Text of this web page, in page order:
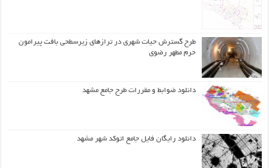
طرح گسترش حیات شهري در ترازهاي زیرسطحی بافت پیرامون
حرم مطهر رضوي
دانلود ضوابط و مقررات طرح جامع مشهد
دانلود رایگان فایل جامع اتوکد شهر مشهد